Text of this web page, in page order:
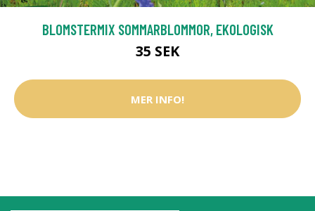
BLOMSTERMIX SOMMARBLOMMOR, EKOLOGISK
35 SEK
MER INFO!